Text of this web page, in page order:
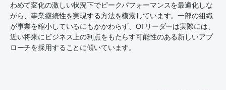
わめて変化の激しい状況下でピークパフォーマンスを最適化しな
がら、事業継続性を実現する方法を模索しています。一部の組織
が事業を縮小しているにもかかわらず、OTリーダーは実際には、
近い将来にビジネス上の利点をもたらす可能性のある新しいアプ
ローチを採用することに傾いています。